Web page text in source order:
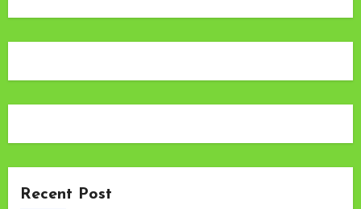
Recent Post